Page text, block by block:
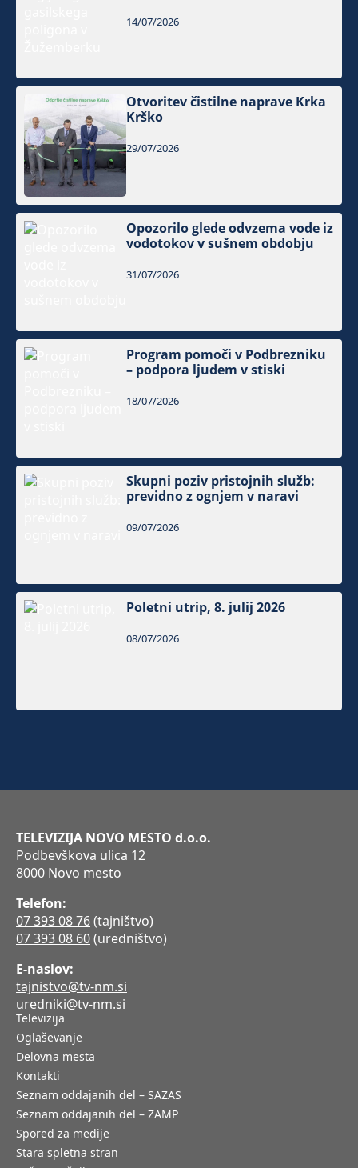
14/07/2026
Otvoritev čistilne naprave Krka
Krško
29/07/2026
Opozorilo glede odvzema vode iz
vodotokov v sušnem obdobju
31/07/2026
Program pomoči v Podbrezniku
– podpora ljudem v stiski
18/07/2026
Skupni poziv pristojnih služb:
previdno z ognjem v naravi
09/07/2026
Poletni utrip, 8. julij 2026
08/07/2026
TELEVIZIJA NOVO MESTO d.o.o.
Podbevškova ulica 12
8000 Novo mesto
Telefon:
07 393 08 76(tajništvo)
07 393 08 60(uredništvo)
E-naslov:
tajnistvo@tv-nm.si
uredniki@tv-nm.si
Televizija
Oglaševanje
Delovna mesta
Kontakti
Seznam oddajanih del – SAZAS
Seznam oddajanih del – ZAMP
Spored za medije
Stara spletna stran